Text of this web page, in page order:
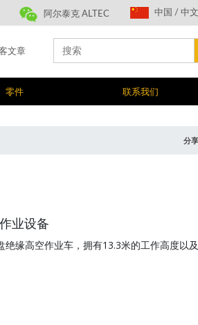
阿尔泰克 ALTEC 中国 / 中文
文章
for:
搜
零件 联系我们
分享
业设备
缘高空作业车，拥有13.3米的工作高度以